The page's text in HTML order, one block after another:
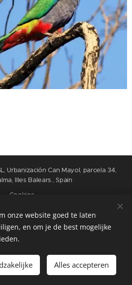
aan de winkelwagen
Urbanización Can Mayol, parcela 34,
Illes Balears., Spain
Cookies
Talen
English Español Français
onze website goed te laten
en om je de best mogelijke
Alles accepteren